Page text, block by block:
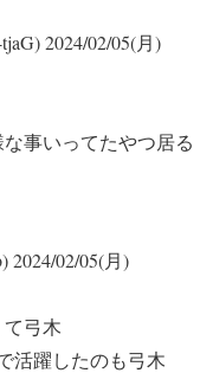
2024/02/05(月)
事いってたやつ居る
2024/02/05(月)
弓木
活躍したのも弓木